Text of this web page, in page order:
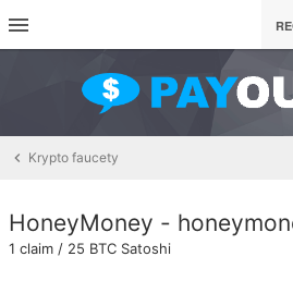
Krypto faucety
HoneyMoney -
1 claim / 25 BTC Satoshi